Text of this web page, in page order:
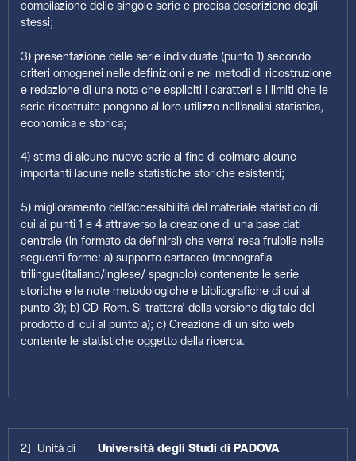
compilazione delle singole serie e precisa descrizione degli
stessi;
3) presentazione delle serie individuate (punto 1) secondo
criteri omogenei nelle definizioni e nei metodi di ricostruzione
e redazione di una nota che espliciti i caratteri e i limiti che le
serie ricostruite pongono al loro utilizzo nell’analisi statistica,
economica e storica;
4) stima di alcune nuove serie al fine di colmare alcune
importanti lacune nelle statistiche storiche esistenti;
5) miglioramento dell’accessibilità del materiale statistico di
cui ai punti 1 e 4 attraverso la creazione di una base dati
centrale (in formato da definirsi) che verra’ resa fruibile nelle
seguenti forme: a) supporto cartaceo (monografia
trilingue(italiano/inglese/ spagnolo) contenente le serie
storiche e le note metodologiche e bibliografiche di cui al
punto 3); b) CD-Rom. Si trattera’ della versione digitale del
prodotto di cui al punto a); c) Creazione di un sito web
contente le statistiche oggetto della ricerca.
2] Unità di Università degli Studi di PADOVA